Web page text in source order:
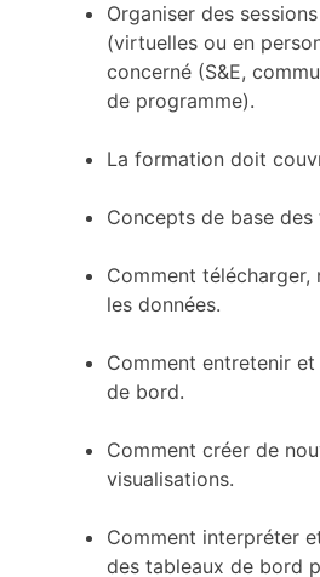
Organiser des
(virtuelles ou en
concerné (S&E,
de programme).
La formation doit
Concepts de base
Comment
les données.
Comment entretenir
de bord.
Comment créer de
visualisations.
Comment interpréter
des tableaux de bord